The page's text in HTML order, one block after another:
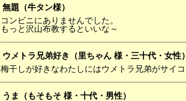
無題（牛タン様）
コンビニにありませんでした。
もっと沢山布教するといいな～
ウメトラ兄弟好き（里ちゃん 様・三十代・女性）
梅干しが好きなわたしにはウメトラ兄弟がサイ
うま（もそもそ 様・十代・男性）